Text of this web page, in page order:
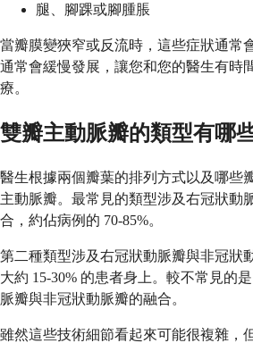
腿、腳踝或腳腫脹
當瓣膜變狹窄或反流時，這些症狀通常
通常會緩慢發展，讓您和您的醫生有時
療。
雙瓣主動脈瓣的類型有哪
醫生根據兩個瓣葉的排列方式以及哪些
主動脈瓣。最常見的類型涉及右冠狀動
合，約佔病例的 70-85%。
第二種類型涉及右冠狀動脈瓣與非冠狀
大約 15-30% 的患者身上。較不常見的
脈瓣與非冠狀動脈瓣的融合。
雖然這些技術細節看起來可能很複雜，